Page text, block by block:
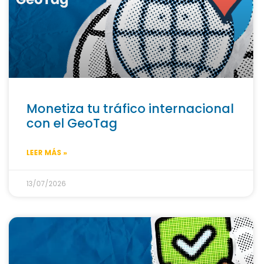
Monetiza tu tráfico internacional
con el GeoTag
LEER MÁS »
13/07/2026